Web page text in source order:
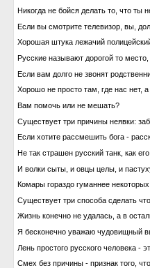
Никогда не бойся делать то, что ты
Если вы смотрите телевизор, вы,
Хорошая штука лежачий
Русские называют дорогой то место,
Если вам долго не звонят
Хорошо не просто там, где нас нет,
Вам помочь или не мешать?
Существует три причины неявки:
Если хотите рассмешить бога -
Не так страшен русский танк, как
И волки сыты, и овцы целы, и
Комары гораздо гуманнее
Существует три способа сделать
Жизнь конечно не удалась, а в
Я бесконечно уважаю чудовищный
Лень простого русского человека -
Смех без причины - признак того,